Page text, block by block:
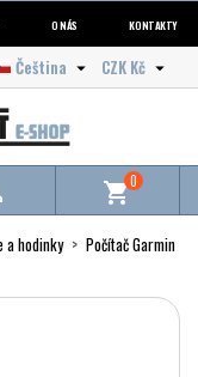
O NÁS KONTAKTY
CZK Kč 
Čeština 
shopping_cart0
a hodinky
Počítač Garmin